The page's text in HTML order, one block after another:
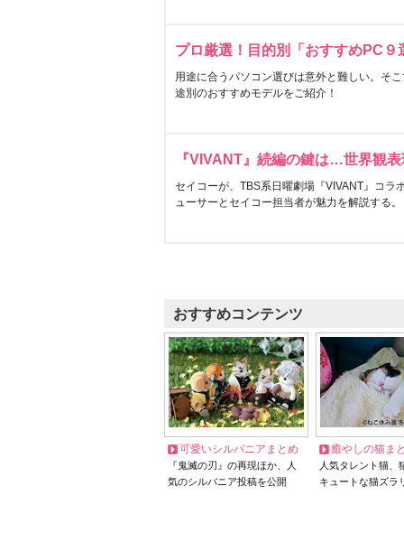
プロ厳選！目的別「おすすめPC９
用途に合うパソコン選びは意外と難しい。そ
途別のおすすめモデルをご紹介！
『VIVANT』続編の鍵は…世界観
セイコーが、TBS系日曜劇場『VIVANT』コラ
ューサーとセイコー担当者が魅力を解説する。
おすすめコンテンツ
可愛いシルバニアまとめ
『鬼滅の刃』の再現ほか、人
気のシルバニア投稿を公開
癒やしの猫ま
人気タレント猫
キュートな猫ズラ